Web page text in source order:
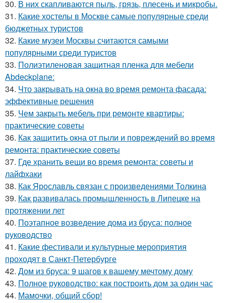
30. В них скапливаются пыль, грязь, плесень и микробы.
31. Какие хостелы в Москве самые популярные среди
бюджетных туристов
32. Какие музеи Москвы считаются самыми
популярными среди туристов
33. Полиэтиленовая защитная пленка для мебели
Abdeckplane:
34. Что закрывать на окна во время ремонта фасада:
эффективные решения
35. Чем закрыть мебель при ремонте квартиры:
практические советы
36. Как защитить окна от пыли и повреждений во время
ремонта: практические советы
37. Где хранить вещи во время ремонта: советы и
лайфхаки
38. Как Ярославль связан с произведениями Толкина
39. Как развивалась промышленность в Липецке на
протяжении лет
40. Поэтапное возведение дома из бруса: полное
руководство
41. Какие фестивали и культурные мероприятия
проходят в Санкт-Петербурге
42. Дом из бруса: 9 шагов к вашему мечтому дому
43. Полное руководство: как построить дом за один час
44. Мамочки, общий сбор!